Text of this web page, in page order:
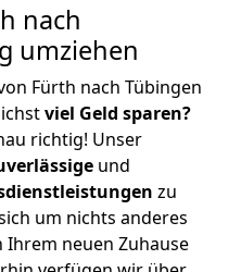
nach
umziehen
Fürth nach Tübingen
viel Geld sparen?
richtig! Unser
und
zu
um nichts anderes
neuen Zuhause